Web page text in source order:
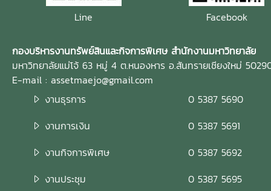
Line Facebook
กองบริหารงานทรัพย์สินและกิจการพิเศษ สำนักงานมหาวิทยาลัย
มหาวิทยาลัยแม่โจ้ 63 หมู่ 4 ต.หนองหาร อ.สันทรายเชียงใหม่
E-mail : assetmaejo@gmail.com
งานธุรการ
0 5387 5690
งานการเงิน
0 5387 5691
งานกิจการพิเศษ
0 5387 5692
งานประชุม
0 5387 5695